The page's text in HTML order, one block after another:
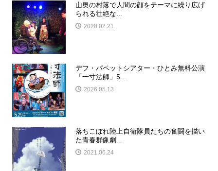
山奥の村落で人間の顔をテーマに繰り広げ
られる壮絶な...
2020.02.21
デフ・パペットシアター・ひとみ無料公演
「一寸法師」5...
2026.05.13
落ちこぼれ陸上自衛隊員たちの奮闘を描い
た青春群像劇...
2021.06.24